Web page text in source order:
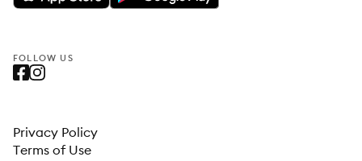
FOLLOW US
Privacy Policy
Terms of Use